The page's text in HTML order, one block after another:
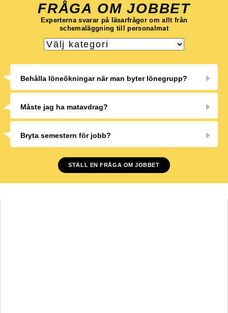
FRÅGA OM JOBBET
Experterna svarar på läsarfrågor om allt från
schemaläggning till personalmat
Behålla löneökningar när man byter lönegrupp?
Måste jag ha matavdrag?
Bryta semestern för jobb?
STÄLL EN FRÅGA OM JOBBET